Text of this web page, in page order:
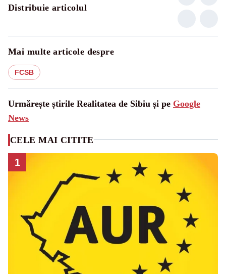
Distribuie articolul
Mai multe articole despre
FCSB
Urmărește știrile Realitatea de Sibiu și pe Google
News
CELE MAI CITITE
1